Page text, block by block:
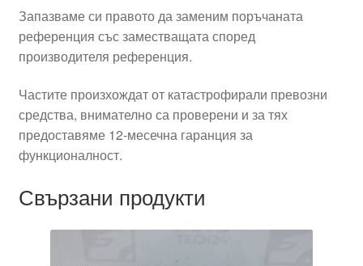
Запазваме си правото да заменим поръчаната
референция със заместващата според
производителя референция.
Частите произхождат от катастрофирали превозни
средства, внимателно са проверени и за тях
предоставяме 12-месечна гаранция за
функционалност.
Свързани продукти